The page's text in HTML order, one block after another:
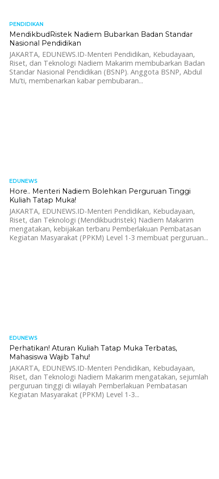
PENDIDIKAN
MendikbudRistek Nadiem Bubarkan Badan Standar
Nasional Pendidikan
JAKARTA, EDUNEWS.ID-Menteri Pendidikan, Kebudayaan,
Riset, dan Teknologi Nadiem Makarim membubarkan Badan
Standar Nasional Pendidikan (BSNP). Anggota BSNP, Abdul
Mu’ti, membenarkan kabar pembubaran...
EDUNEWS
Hore.. Menteri Nadiem Bolehkan Perguruan Tinggi
Kuliah Tatap Muka!
JAKARTA, EDUNEWS.ID-Menteri Pendidikan, Kebudayaan,
Riset, dan Teknologi (Mendikbudristek) Nadiem Makarim
mengatakan, kebijakan terbaru Pemberlakuan Pembatasan
Kegiatan Masyarakat (PPKM) Level 1-3 membuat perguruan...
EDUNEWS
Perhatikan! Aturan Kuliah Tatap Muka Terbatas,
Mahasiswa Wajib Tahu!
JAKARTA, EDUNEWS.ID-Menteri Pendidikan, Kebudayaan,
Riset, dan Teknologi Nadiem Makarim mengatakan, sejumlah
perguruan tinggi di wilayah Pemberlakuan Pembatasan
Kegiatan Masyarakat (PPKM) Level 1-3...